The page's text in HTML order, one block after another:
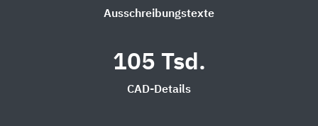
Ausschreibungstexte
105 Tsd.
CAD-Details